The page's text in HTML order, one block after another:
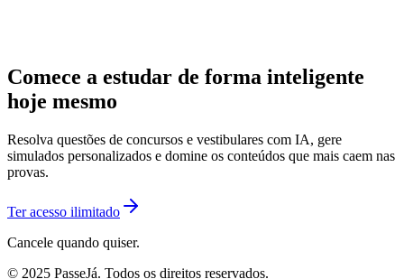
Comece a estudar de forma inteligente
hoje mesmo
Resolva questões de concursos e vestibulares com IA, gere
simulados personalizados e domine os conteúdos que mais caem nas
provas.
Ter acesso ilimitado
Cancele quando quiser.
© 2025 PasseJá. Todos os direitos reservados.